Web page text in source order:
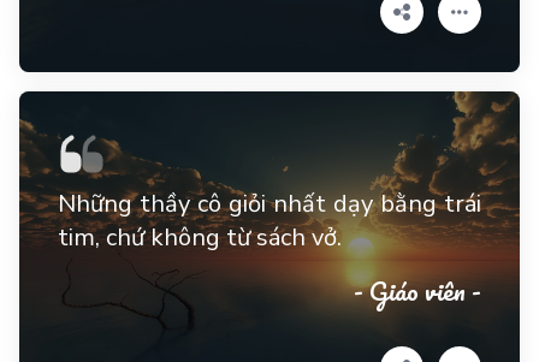
Những thầy cô giỏi nhất dạy bằng trái
tim, chứ không từ sách vở.
- Giáo viên -